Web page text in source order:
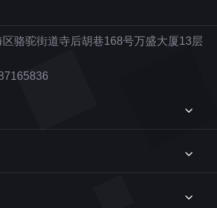
骆驼街道寺后胡巷168号万盛大厦13层